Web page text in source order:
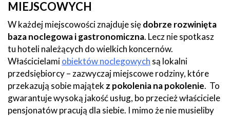
MIEJSCOWYCH
W każdej miejscowości znajduje siędobrze rozwinięta
baza noclegowa i gastronomiczna. Lecz nie spotkasz
tu hoteli należących do wielkich koncernów.
Właścicielamiobiektów noclegowych są lokalni
przedsiębiorcy – zazwyczaj miejscowe rodziny, które
przekazują sobie majątek z pokolenia na pokolenie. To
gwarantuje wysoką jakość usług, bo przecież właściciele
pensjonatów pracują dla siebie. I mimo że nie musieliby